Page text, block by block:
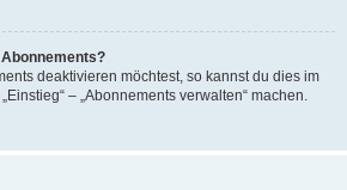
deaktivieren möchtest, so kannst du dies im
– „Abonnements verwalten“ machen.